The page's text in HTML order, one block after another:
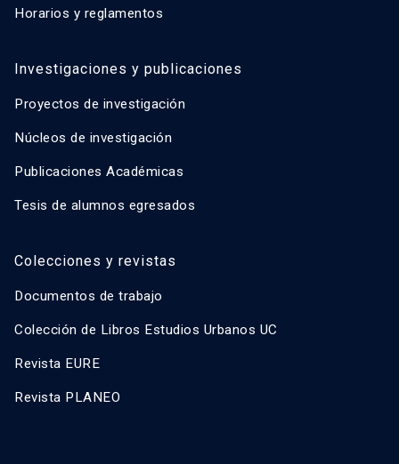
Horarios y reglamentos
Investigaciones y publicaciones
Proyectos de investigación
Núcleos de investigación
Publicaciones Académicas
Tesis de alumnos egresados
Colecciones y revistas
Documentos de trabajo
Colección de Libros Estudios Urbanos UC
Revista EURE
Revista PLANEO